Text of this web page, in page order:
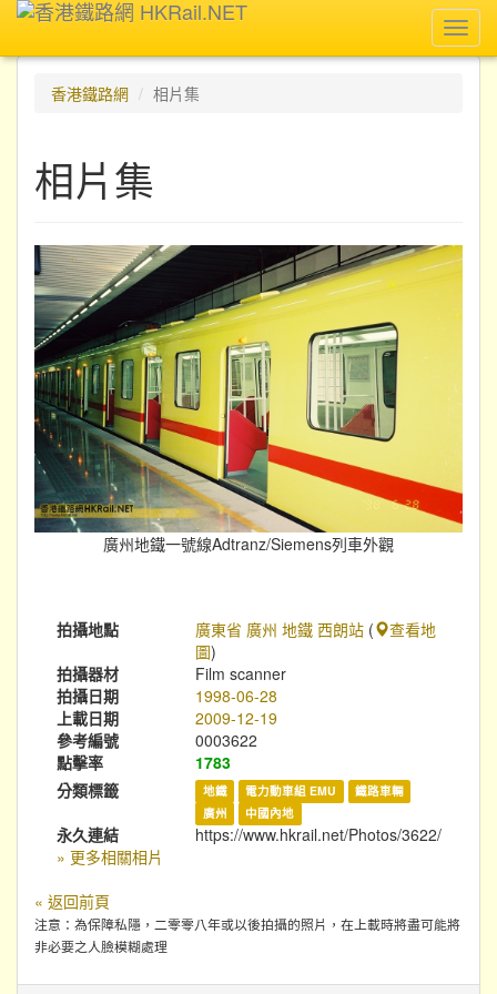
香港鐵路網
相片集
相片集
廣州地鐵一號線Adtranz/Siemens列車外觀
拍攝地點 廣東省 廣州 地鐵 西朗站 (
查看地
圖)
拍攝器材
Film scanner
拍攝日期
1998-06-28
上載日期
2009-12-19
參考編號
0003622
點擊率
1783
分類標籤
地鐵 電力動車組 EMU
鐵路車輛
廣州
中國內地
永久連結
https://www.hkrail.net/Photos/3622/
» 更多相關相片
« 返回前頁
注意：為保障私隱，二零零八年或以後拍攝的照片，在上載時將盡可能將
非必要之人臉模糊處理